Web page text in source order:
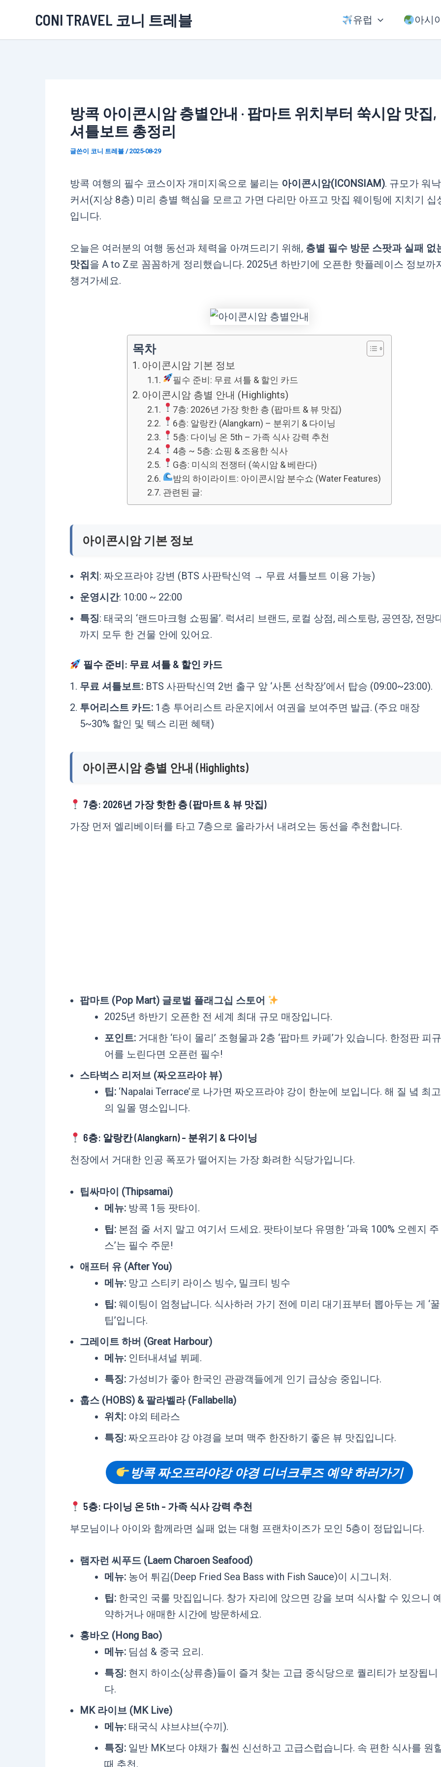
츠
CONI TRAVEL 코니 트레블 유럽 아시
방콕 아이콘시암 층별안내 · 팝마트 위치부터 쑥시암 맛집,
셔틀보트 총정리
글쓴이 코니 트레블 /2025-08-29
방콕 여행의 필수 코스이자 개미지옥으로 불리는 아이콘시암(ICONSIAM). 규모가 워낙
커서(지상 8층) 미리 층별 핵심을 모르고 가면 다리만 아프고 맛집 웨이팅에 지치기 십
입니다.
오늘은 여러분의 여행 동선과 체력을 아껴드리기 위해, 층별 필수 방문 스팟과 실패 없
맛집을 A to Z로 꼼꼼하게 정리했습니다. 2025년 하반기에 오픈한 핫플레이스 정보까
챙겨가세요.
목차
아이콘시암 기본 정보
필수 준비: 무료 셔틀 & 할인 카드
아이콘시암 층별 안내 (Highlights)
7층: 2026년 가장 핫한 층 (팝마트 & 뷰 맛집)
6층: 알랑칸 (Alangkarn) – 분위기 & 다이닝
5층: 다이닝 온 5th – 가족 식사 강력 추천
4층 ~ 5층: 쇼핑 & 조용한 식사
G층: 미식의 전쟁터 (쑥시암 & 베란다)
밤의 하이라이트: 아이콘시암 분수쇼 (Water Features)
관련된 글:
아이콘시암 기본 정보
위치: 짜오프라야 강변 (BTS 사판탁신역 → 무료 셔틀보트 이용 가능)
운영시간: 10:00 ~ 22:00
특징: 태국의 ‘랜드마크형 쇼핑몰’. 럭셔리 브랜드, 로컬 상점, 레스토랑, 공연장, 전망
까지 모두 한 건물 안에 있어요.
필수 준비: 무료 셔틀 & 할인 카드
무료 셔틀보트: BTS 사판탁신역 2번 출구 앞 ‘사톤 선착장’에서 탑승 (09:00~23:00).
투어리스트 카드: 1층 투어리스트 라운지에서 여권을 보여주면 발급. (주요 매장
5~30% 할인 및 텍스 리펀 혜택)
아이콘시암 층별 안내 (Highlights)
7층: 2026년 가장 핫한 층 (팝마트 & 뷰 맛집)
가장 먼저 엘리베이터를 타고 7층으로 올라가서 내려오는 동선을 추천합니다.
팝마트 (Pop Mart) 글로벌 플래그십 스토어
2025년 하반기 오픈한 전 세계 최대 규모 매장입니다.
포인트: 거대한 ‘타이 몰리’ 조형물과 2층 ‘팝마트 카페’가 있습니다. 한정판 피규
어를 노린다면 오픈런 필수!
스타벅스 리저브 (짜오프라야 뷰)
팁: ‘Napalai Terrace’로 나가면 짜오프라야 강이 한눈에 보입니다. 해 질 녘 최고
의 일몰 명소입니다.
6층: 알랑칸 (Alangkarn) – 분위기 & 다이닝
천장에서 거대한 인공 폭포가 떨어지는 가장 화려한 식당가입니다.
팁싸마이 (Thipsamai)
메뉴: 방콕 1등 팟타이.
팁: 본점 줄 서지 말고 여기서 드세요. 팟타이보다 유명한 ‘과육 100% 오렌지 주
스’는 필수 주문!
애프터 유 (After You)
메뉴: 망고 스티키 라이스 빙수, 밀크티 빙수
팁: 웨이팅이 엄청납니다. 식사하러 가기 전에 미리 대기표부터 뽑아두는 게 ‘꿀
팁’입니다.
그레이트 하버 (Great Harbour)
메뉴: 인터내셔널 뷔페.
특징: 가성비가 좋아 한국인 관광객들에게 인기 급상승 중입니다.
훕스 (HOBS) & 팔라벨라 (Fallabella)
위치: 야외 테라스
특징: 짜오프라야 강 야경을 보며 맥주 한잔하기 좋은 뷰 맛집입니다.
방콕 짜오프라야강 야경 디너크루즈 예약 하러가기
5층: 다이닝 온 5th – 가족 식사 강력 추천
부모님이나 아이와 함께라면 실패 없는 대형 프랜차이즈가 모인 5층이 정답입니다.
램자런 씨푸드 (Laem Charoen Seafood)
메뉴: 농어 튀김(Deep Fried Sea Bass with Fish Sauce)이 시그니처.
팁: 한국인 국룰 맛집입니다. 창가 자리에 앉으면 강을 보며 식사할 수 있으니
약하거나 애매한 시간에 방문하세요.
홍바오 (Hong Bao)
메뉴: 딤섬 & 중국 요리.
특징: 현지 하이소(상류층)들이 즐겨 찾는 고급 중식당으로 퀄리티가 보장됩니
다.
MK 라이브 (MK Live)
메뉴: 태국식 샤브샤브(수끼).
특징: 일반 MK보다 야채가 훨씬 신선하고 고급스럽습니다. 속 편한 식사를 원
때 추천.